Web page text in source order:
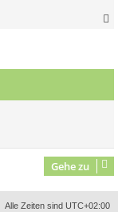
Gehe zu
Alle Zeiten sind UTC+02:00